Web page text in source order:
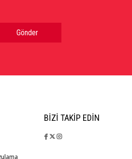
Gönder
BIZI TAKIP EDIN